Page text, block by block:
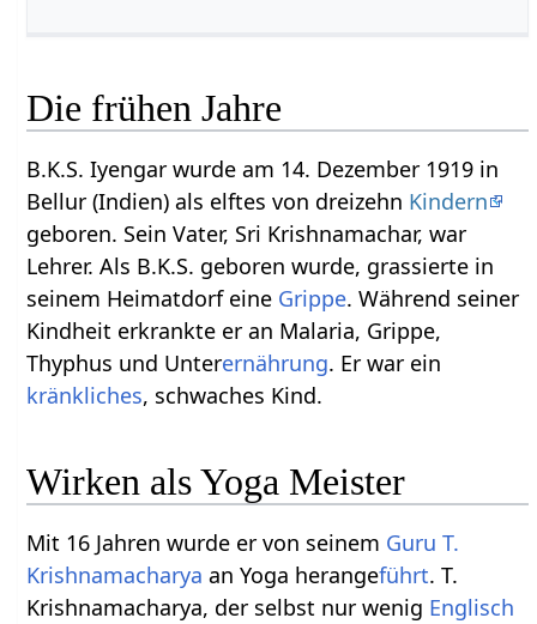
Die frühen Jahre
B.K.S. Iyengar wurde am 14. Dezember 1919 in
Bellur (Indien) als elftes von dreizehn Kindern
geboren. Sein Vater, Sri Krishnamachar, war
Lehrer. Als B.K.S. geboren wurde, grassierte in
seinem Heimatdorf eine Grippe. Während seiner
Kindheit erkrankte er an Malaria, Grippe,
Thyphus und Unterernährung. Er war ein
kränkliches, schwaches Kind.
Wirken als Yoga Meister
Mit 16 Jahren wurde er von seinem Guru T.
Krishnamacharya an Yoga herangeführt. T.
Krishnamacharya, der selbst nur wenig Englisch